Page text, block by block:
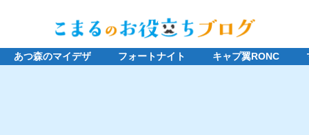
あつ森のマイデザ フォートナイト キャプ翼RONC